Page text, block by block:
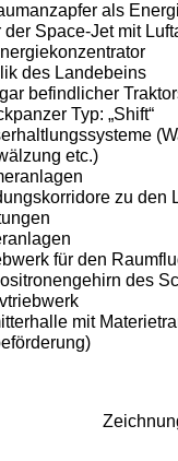
als
der Space-Jet mit
des Landebeins
befindlicher
Typ: „Shift“
etc.)
zu den
für den
des
mit